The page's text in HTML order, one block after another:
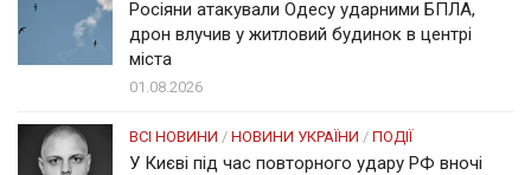
Росіяни атакували Одесу ударними БПЛА,
дрон влучив у житловий будинок в центрі
міста
01.08.2026
ВСІ НОВИНИ / НОВИНИ УКРАЇНИ / ПОДІЇ
У Києві під час повторного удару РФ вночі